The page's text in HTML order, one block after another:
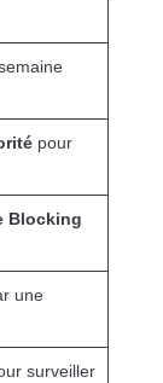
pour
Blocking
une
surveiller